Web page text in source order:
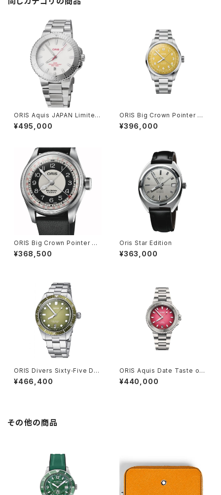
ORIS Aquis JAPAN Limited
Edition
¥495,000
ORIS Big Crown Pointer Da
te 40mm
¥396,000
ORIS Big Crown Pointer Da
te Bullseye
¥368,500
Oris Star Edition
¥363,000
ORIS Divers Sixty‑Five Dat
e
¥466,400
ORIS Aquis Date Taste of
Summer 36.5mm
¥440,000
その他の商品